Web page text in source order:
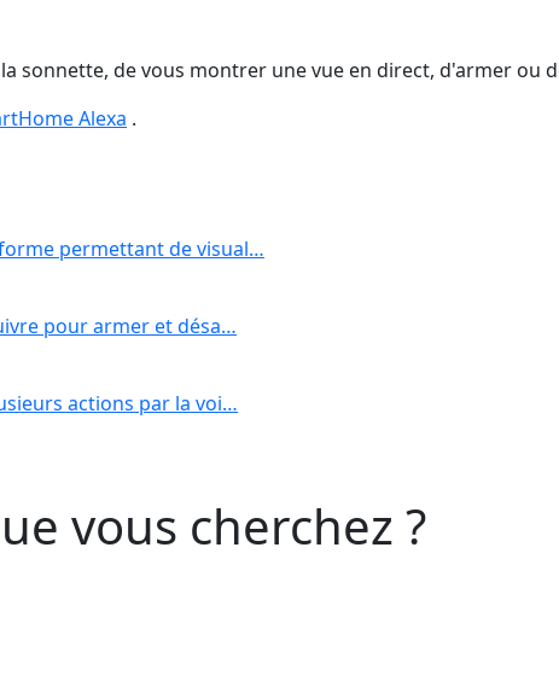
sonnette, de vous montrer une vue en direct, d'armer ou
Alexa .
permettant de visual…
pour armer et désa…
actions par la voi…
vous cherchez ?